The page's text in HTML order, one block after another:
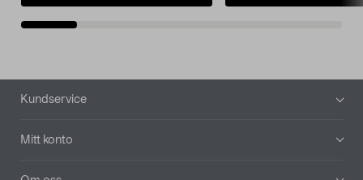
Sidfot
Kundservice
Mitt konto